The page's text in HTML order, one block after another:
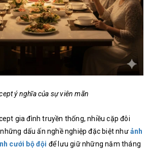
ý nghĩa của sự viên mãn
gia đình truyền thống, nhiều cặp đôi
dấu ấn nghề nghiệp đặc biệt như ảnh
cưới bộ đội để lưu giữ những năm tháng